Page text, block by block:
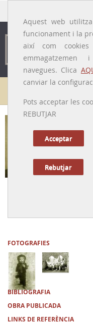
Aquest web
funcionament i la
així com
navegues. Clica
canviar la
Pots acceptar les
REBUTJAR
Acceptar
Rebutjar
Galeria de metges
FOTOGRAFIES
BIBLIOGRAFIA
OBRA PUBLICADA
LINKS DE REFERÈNCIA